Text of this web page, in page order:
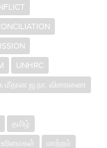
UNHRC
ஜ.நா. விசாரணை
தமிழ்
மாற்றம்